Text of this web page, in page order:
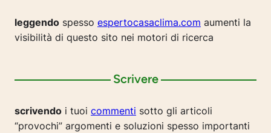
leggendo spesso espertocasaclima.com aumenti la
visibilità di questo sito nei motori di ricerca
Scrivere
scrivendo i tuoi commenti sotto gli articoli
“provochi” argomenti e soluzioni spesso importanti